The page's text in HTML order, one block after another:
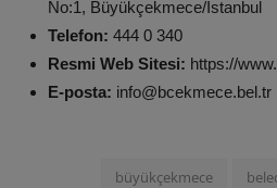
No:1, Büyükçekmece/İstanbul
Telefon: 444 0 340
Resmi Web Sitesi: https://
E-posta: info@bcekmece.bel.tr
büyükçekmece